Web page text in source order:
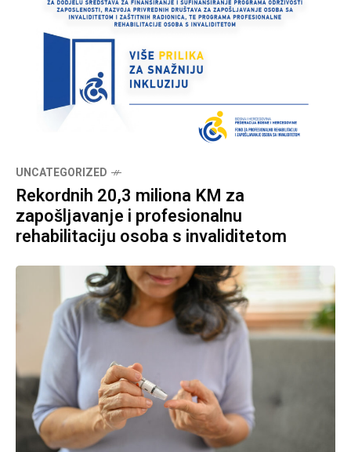
UNCATEGORIZED
Rekordnih 20,3 miliona KM za
zapošljavanje i profesionalnu
rehabilitaciju osoba s invaliditetom